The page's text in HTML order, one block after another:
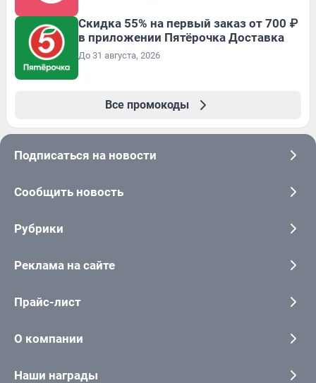
Скидка 55% на первый заказ от 700 ₽
в приложении Пятёрочка Доставка
До 31 августа, 2026
Все промокоды
Подписаться на новости
Сообщить новость
Рубрики
Реклама на сайте
Прайс-лист
О компании
Наши награды